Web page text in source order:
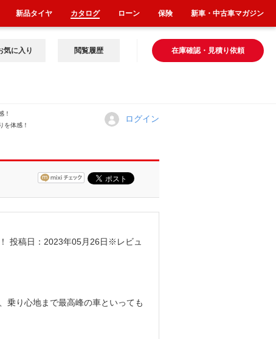
在庫確認・見積り依頼
気に入り 閲覧履歴
！
を体感！
ログイン
投稿日：2023年05月26日 ※レビュ
乗り心地まで最高峰の車といっても
新品タイヤ カタログ ローン 保険 新車・中古車マガジン